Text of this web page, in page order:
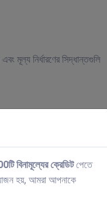
মূল্য নির্ধারণের সিদ্ধান্তগুলি
বিনামূল্যের ক্রেডিটপেতে
হয়, আমরা আপনাকে